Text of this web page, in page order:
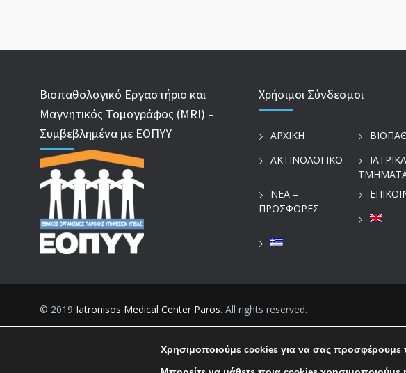
Βιοπαθολογικό Εργαστήριο και
Μαγνητικός Τομογράφος (MRI) –
Συμβεβλημένα με ΕΟΠΥΥ
Χρήσιμοι Σύνδεσμοι
ΑΡΧΙΚΗ
ΑΚΤΙΝΟΛΟΓΙΚΟ
ΙΑΤΡΙΚΑ
ΝΕΑ –
ΠΡΟΣΦΟΡΕΣ
© 2019 Iatronisos Medical Center Paros. All rights reserved.
Χρησιμοποιούμε cookies για να σας προσφέρουμε